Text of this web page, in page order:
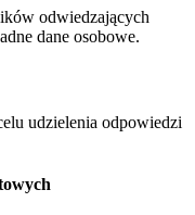
odwiedzających
dane osobowe.
udzielenia odpowiedzi